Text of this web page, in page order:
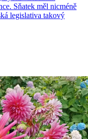
Sňatek měl nicméně
legislativa takový